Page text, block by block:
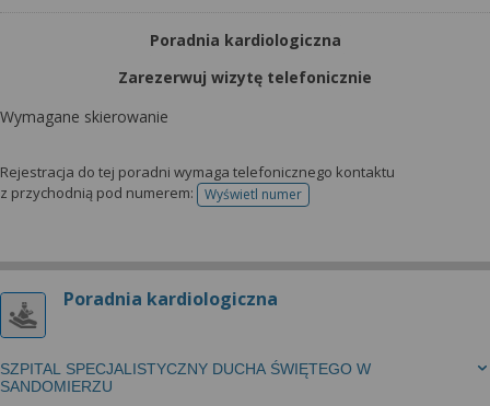
Poradnia kardiologiczna
Zarezerwuj wizytę telefonicznie
Wymagane skierowanie
Rejestracja do tej poradni wymaga telefonicznego kontaktu
z przychodnią pod numerem:
Wyświetl numertelefonu do rejestracji
Poradnia kardiologiczna
SZPITAL SPECJALISTYCZNY DUCHA ŚWIĘTEGO W
SANDOMIERZU